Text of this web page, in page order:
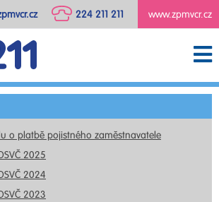
www.zpmvcr.cz
224 211 211
o platbě pojistného zaměstnavatele
2025
2024
2023